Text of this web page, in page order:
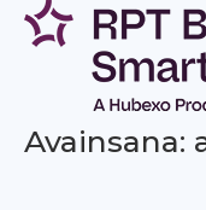
Siirry
sisältöön
Avainsana: